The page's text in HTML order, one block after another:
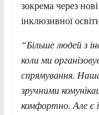
зокрема через нові
інклюзивної
“Більше людей з
коли ми
спрямування.
зручними
комфортно. Але є